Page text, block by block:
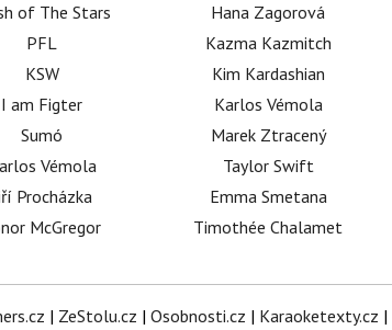
of The Stars
PFL
KSW
I am Figter
Sumó
Vémola
Procházka
McGregor
Hana Zagorová
Kazma Kazmitch
Kim Kardashian
Karlos Vémola
Marek Ztracený
Taylor Swift
Emma Smetana
Timothée Chalamet
| ZeStolu.cz | Osobnosti.cz | Karaoketexty.cz |